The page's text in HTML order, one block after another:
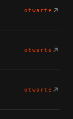
otwarte
otwarte
otwarte